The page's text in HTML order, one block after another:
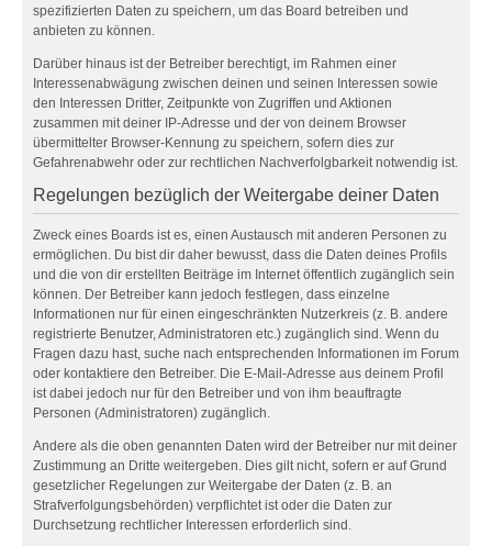
spezifizierten Daten zu speichern, um das Board betreiben und
anbieten zu können.
Darüber hinaus ist der Betreiber berechtigt, im Rahmen einer
Interessenabwägung zwischen deinen und seinen Interessen sowie
den Interessen Dritter, Zeitpunkte von Zugriffen und Aktionen
zusammen mit deiner IP-Adresse und der von deinem Browser
übermittelter Browser-Kennung zu speichern, sofern dies zur
Gefahrenabwehr oder zur rechtlichen Nachverfolgbarkeit notwendig ist.
Regelungen bezüglich der Weitergabe deiner Daten
Zweck eines Boards ist es, einen Austausch mit anderen Personen zu
ermöglichen. Du bist dir daher bewusst, dass die Daten deines Profils
und die von dir erstellten Beiträge im Internet öffentlich zugänglich sein
können. Der Betreiber kann jedoch festlegen, dass einzelne
Informationen nur für einen eingeschränkten Nutzerkreis (z. B. andere
registrierte Benutzer, Administratoren etc.) zugänglich sind. Wenn du
Fragen dazu hast, suche nach entsprechenden Informationen im Forum
oder kontaktiere den Betreiber. Die E-Mail-Adresse aus deinem Profil
ist dabei jedoch nur für den Betreiber und von ihm beauftragte
Personen (Administratoren) zugänglich.
Andere als die oben genannten Daten wird der Betreiber nur mit deiner
Zustimmung an Dritte weitergeben. Dies gilt nicht, sofern er auf Grund
gesetzlicher Regelungen zur Weitergabe der Daten (z. B. an
Strafverfolgungsbehörden) verpflichtet ist oder die Daten zur
Durchsetzung rechtlicher Interessen erforderlich sind.